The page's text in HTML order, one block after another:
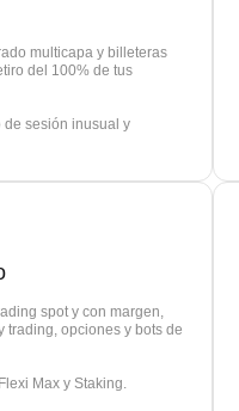
multicapa y billeteras
del 100% de tus
de sesión inusual y
spot y con margen,
trading, opciones y bots de
Max y Staking.